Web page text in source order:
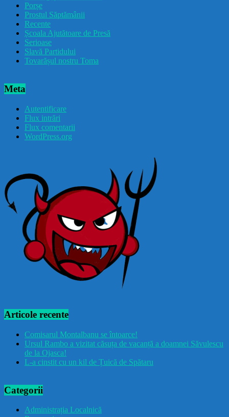
Porșe
Prostul Săptămânii
Recente
Școala Ajutătoare de Presă
Serioase
Slavă Partidului
Tovarășul nostru Toma
Meta
Autentificare
Flux intrări
Flux comentarii
WordPress.org
Articole recente
Comisarul Montalbanu se întoarce!
Ursul Rambo a vizitat căsuța de vacanță a doamnei Săvulescu
de la Ojasca!
L-a cinstit cu un kil de Țuică de Spătaru
Categorii
Administrația Localnică